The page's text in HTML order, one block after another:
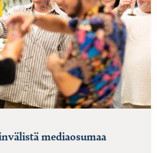
mediaosumaa